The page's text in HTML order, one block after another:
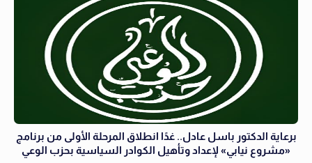
برعاية الدكتور باسل عادل.. غدًا انطلاق المرحلة الأولى من برنامج
«مشروع نيابي» لإعداد وتأهيل الكوادر السياسية بحزب الوعي